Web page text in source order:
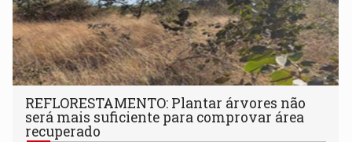
REFLORESTAMENTO: Plantar árvores não
será mais suficiente para comprovar área
recuperado